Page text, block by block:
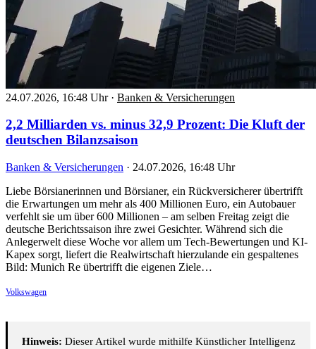
24.07.2026, 16:48 Uhr · Banken & Versicherungen
2,2 Milliarden vs. minus 32,9 Prozent: Die Kluft der
deutschen Bilanzsaison
Banken & Versicherungen · 24.07.2026, 16:48 Uhr
Liebe Börsianerinnen und Börsianer, ein Rückversicherer übertrifft
die Erwartungen um mehr als 400 Millionen Euro, ein Autobauer
verfehlt sie um über 600 Millionen – am selben Freitag zeigt die
deutsche Berichtssaison ihre zwei Gesichter. Während sich die
Anlegerwelt diese Woche vor allem um Tech-Bewertungen und KI-
Kapex sorgt, liefert die Realwirtschaft hierzulande ein gespaltenes
Bild: Munich Re übertrifft die eigenen Ziele…
Volkswagen
Hinweis: Dieser Artikel wurde mithilfe Künstlicher Intelligenz